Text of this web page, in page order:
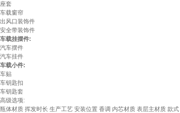
座套
车载窗帘
出风口装饰件
安全带装饰件
车载挂摆件:
汽车摆件
汽车挂件
车载小件:
车贴
车钥匙扣
车钥匙套
高级选项:
瓶体材质 挥发时长 生产工艺 安装位置 香调 内芯材质 表层主材质 款式